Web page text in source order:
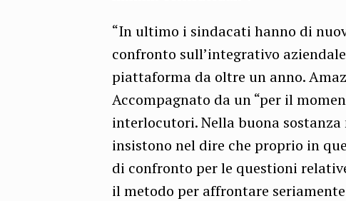
“In ultimo i sindacati hanno di
confronto sull’integrativo
piattaforma da oltre un anno.
Accompagnato da un “per il
interlocutori. Nella buona sostanza
insistono nel dire che proprio in
di confronto per le questioni
il metodo per affrontare